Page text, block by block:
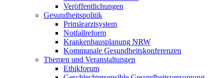
Veröffentlichungen
Gesundheitspolitik
Primärarztsystem
Notfallreform
Krankenhausplanung NRW
Kommunale Gesundheitskonferenzen
Themen und Veranstaltungen
Ethikforum